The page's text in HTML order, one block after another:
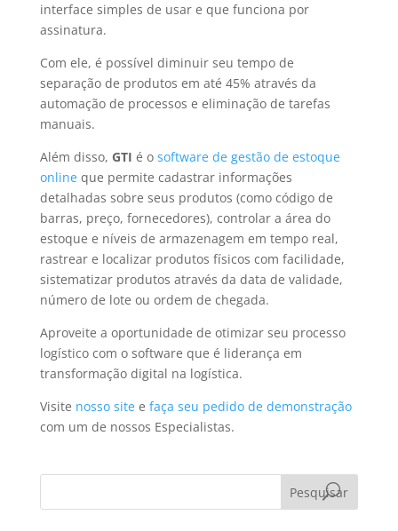
interface simples de usar e que funciona por
assinatura.
Com ele, é possível diminuir seu tempo de
separação de produtos em até 45% através da
automação de processos e eliminação de tarefas
manuais.
Além disso, GTI é o software de gestão de estoque
onlineque permite cadastrar informações
detalhadas sobre seus produtos (como código de
barras, preço, fornecedores), controlar a área do
estoque e níveis de armazenagem em tempo real,
rastrear e localizar produtos físicos com facilidade,
sistematizar produtos através da data de validade,
número de lote ou ordem de chegada.
Aproveite a oportunidade de otimizar seu processo
logístico com o software que é liderança em
transformação digital na logística.
Visite nosso sitee faça seu pedido de demonstração
com um de nossos Especialistas.
Pesquisar